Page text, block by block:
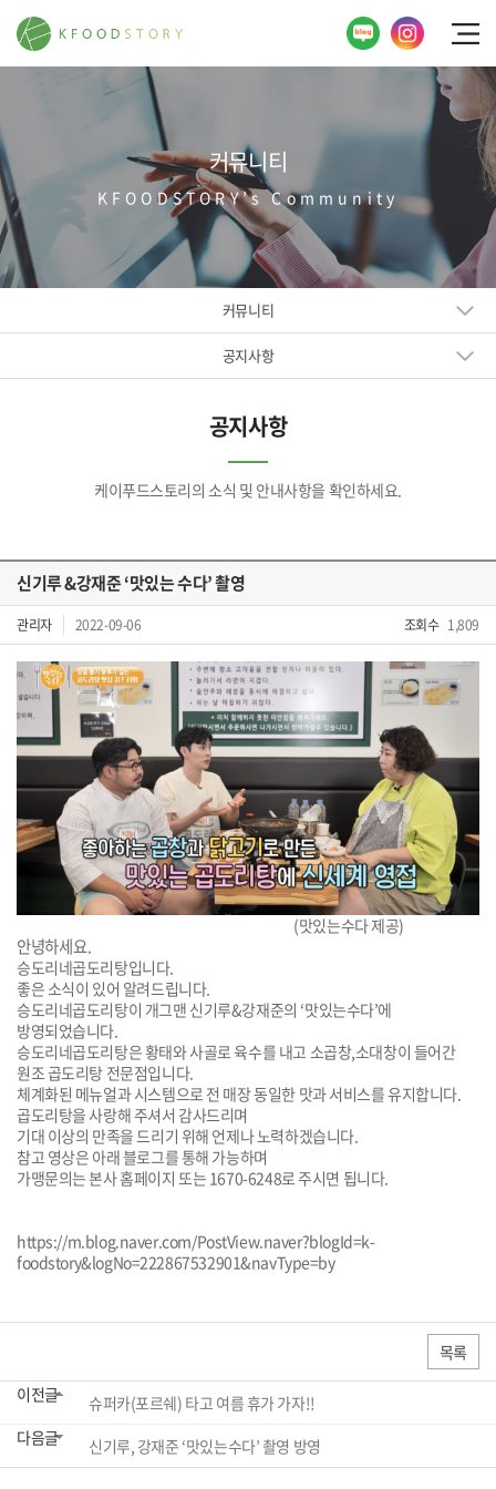
커뮤니티
KFOODSTORY’s Community
커뮤니티
공지사항
공지사항
케이푸드스토리의 소식 및 안내사항을 확인하세요.
신기루 &강재준 ‘맛있는 수다’ 촬영
관리자 2022-09-06 조회수 1,809
(맛있는수다 제공)
안녕하세요.
승도리네곱도리탕입니다.
좋은 소식이 있어 알려드립니다.
승도리네곱도리탕이 개그맨 신기루&강재준의 ‘맛있는수다’에
방영되었습니다.
승도리네곱도리탕은 황태와 사골로 육수를 내고 소곱창,소대창이 들어간
원조 곱도리탕 전문점입니다.
체계화된 메뉴얼과 시스템으로 전 매장 동일한 맛과 서비스를 유지합니다.
곱도리탕을 사랑해 주셔서 감사드리며
기대 이상의 만족을 드리기 위해 언제나 노력하겠습니다.
참고 영상은 아래 블로그를 통해 가능하며
가맹문의는 본사 홈페이지 또는 1670-6248로 주시면 됩니다.
https://m.blog.naver.com/PostView.naver?blogId=k-
foodstory&logNo=222867532901&navType=by
목록
이전글
슈퍼카(포르쉐) 타고 여름 휴가 가자!!
다음글
신기루, 강재준 ‘맛있는수다’ 촬영 방영